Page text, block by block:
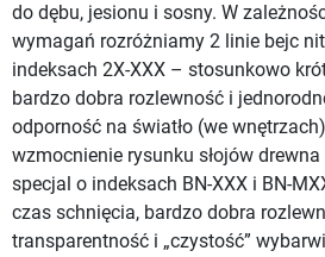
do dębu, jesionu i sosny. W
wymagań rozróżniamy 2 linie bejc
indeksach 2X-XXX – stosunkowo
bardzo dobra rozlewność i
odporność na światło (we
wzmocnienie rysunku słojów
specjal o indeksach BN-XXX i BN-
czas schnięcia, bardzo dobra
transparentność i „czystość”